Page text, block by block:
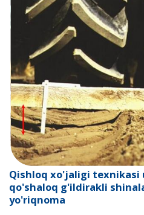
Qishloq xo'jaligi texnikasi
qo'shaloq g'ildirakli
yo'riqnoma